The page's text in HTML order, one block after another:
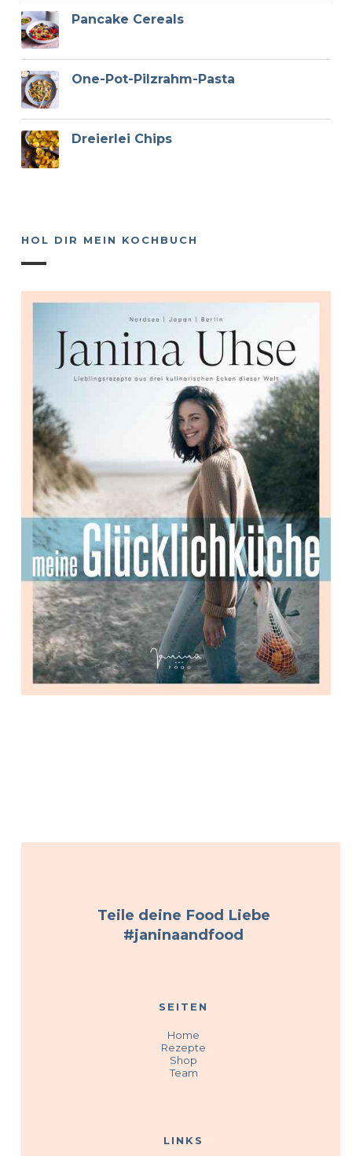
Pancake Cereals
One-Pot-Pilzrahm-Pasta
Dreierlei Chips
HOL DIR MEIN KOCHBUCH
Teile deine Food Liebe
#janinaandfood
SEITEN
Home
Rezepte
Shop
Team
LINKS